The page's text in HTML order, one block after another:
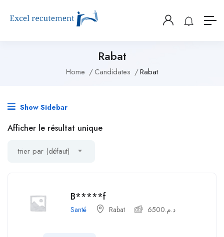
Rabat
Home Candidates Rabat
Show Sidebar
Afficher le résultat unique
trier par (défaut)
B*****f
Santé Rabat د.م.6500